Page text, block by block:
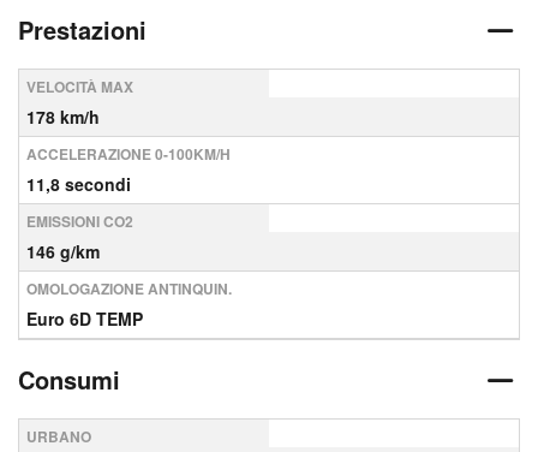
Prestazioni
VELOCITÀ MAX
178 km/h
ACCELERAZIONE 0-100KM/H
11,8 secondi
EMISSIONI CO2
146 g/km
OMOLOGAZIONE ANTINQUIN.
Euro 6D TEMP
Consumi
URBANO